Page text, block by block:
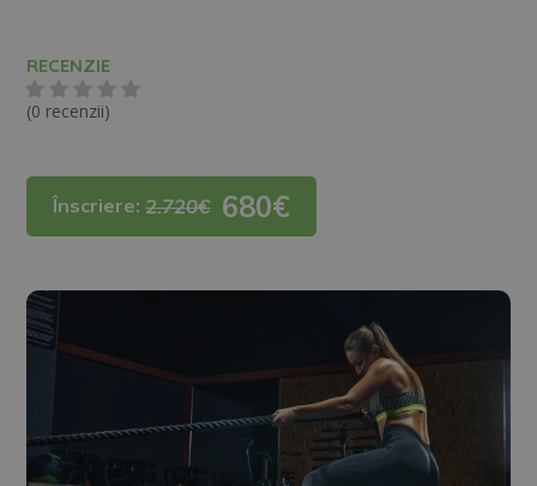
RECENZIE
(0 recenzii)
Înscriere:2.720€ 680€